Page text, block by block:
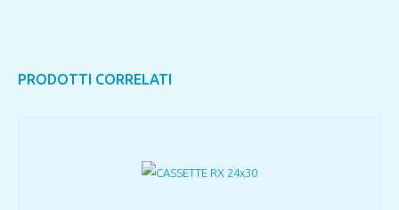
PRODOTTI CORRELATI